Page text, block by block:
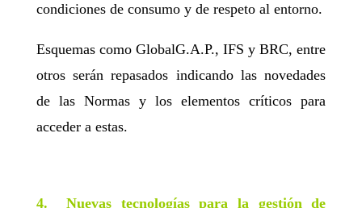
condiciones de consumo y de respeto al entorno.
Esquemas como GlobalG.A.P., IFS y BRC, entre
otrosserán repasados indicando las novedades
de las Normas y los elementos críticos para
acceder a estas.
4.Nuevas tecnologías para la gestión de